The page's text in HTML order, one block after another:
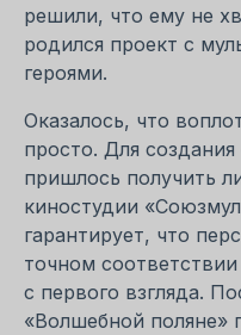
решили, что ему не
родился проект с
героями.
Оказалось, что
просто. Для
пришлось получить
киностудии
гарантирует, что
точном
с первого взгляда.
«Волшебной поляне»